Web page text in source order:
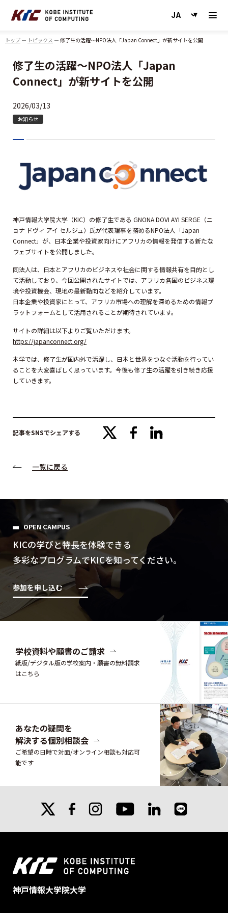
トップ トピックス 修了生の活躍～NPO法人「Japan Connect」が新サイトを公開
修了生の活躍～NPO法人「Japan
Connect」が新サイトを公開
2026/03/13
お知らせ
神戸情報大学院大学（KIC）の修了生である GNONA DOVI AYI SERGE（ニ
ョナ ドヴィ アイ セルジュ）氏が代表理事を務めるNPO法人「Japan
Connect」が、日本企業や投資家向けにアフリカの情報を発信する新たな
ウェブサイトを公開しました。
同法人は、日本とアフリカのビジネスや社会に関する情報共有を目的とし
て活動しており、今回公開されたサイトでは、アフリカ各国のビジネス環
境や投資機会、現地の最新動向などを紹介しています。
日本企業や投資家にとって、アフリカ市場への理解を深めるための情報プ
ラットフォームとして活用されることが期待されています。
サイトの詳細は以下よりご覧いただけます。
https://japanconnect.org/
本学では、修了生が国内外で活躍し、日本と世界をつなぐ活動を行ってい
ることを大変喜ばしく思っています。今後も修了生の活躍を引き続き応援
していきます。
記事をSNSでシェアする facebooklinkedin
一覧に戻る
OPEN CAMPUS
KICの学びと特⻑を体験できる
多彩なプログラムでKICを知ってください。
参加を申し込む
学校資料や願書のご請求
紙版/デジタル版の学校案内・願書の無料請求
はこちら
あなたの疑問を
解決する個別相談会
ご希望の日時で対面/オンライン相談も対応可
能です
facebookinstagram
youtube
linkedin
神戸情報大学院大学